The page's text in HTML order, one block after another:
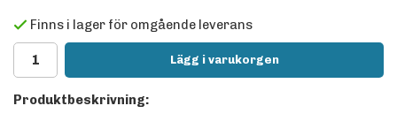
Finns i lager för omgående leverans
Lägg i varukorgen
Produktbeskrivning: